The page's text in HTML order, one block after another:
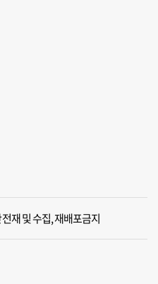
재 및 수집, 재배포금지